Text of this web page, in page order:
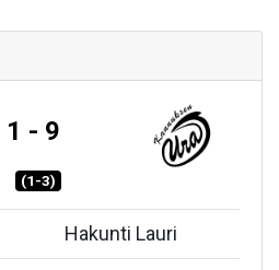
1 - 9
(1-3)
Hakunti Lauri